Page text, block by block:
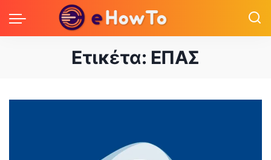
Ετικέτα: ΕΠΑΣ